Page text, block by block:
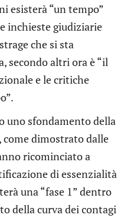
esisterà “un tempo”
inchieste giudiziarie
che si sta
secondo altri ora è “il
e le critiche
uno sfondamento della
come dimostrato dalle
ricominciato a
di essenzialità
una “fase 1” dentro
della curva dei contagi